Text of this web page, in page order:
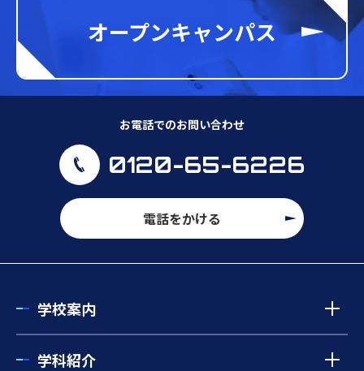
オープンキャンパス
お電話でのお問い合わせ
0120-65-6226
電話をかける
学校案内
学科紹介